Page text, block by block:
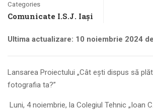
Categories
Comunicate I.S.J. Iași
Ultima actualizare: 10 noiembrie 2024
Lansarea Proiectului „Cât ești dispus să
fotografia ta?”
Luni, 4 noiembrie, la Colegiul Tehnic „Ioan